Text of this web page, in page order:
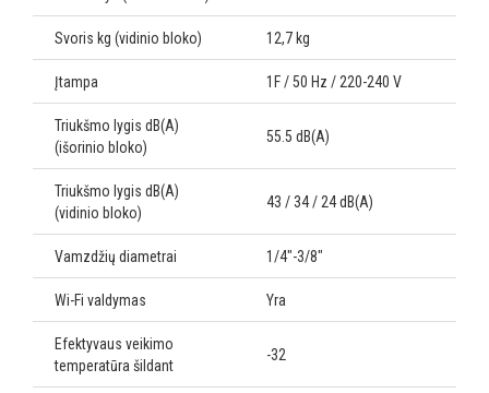
Svoris kg (vidinio bloko) 12,7 kg
Įtampa 1F / 50 Hz / 220-240 V
Triukšmo lygis dB(A)
(išorinio bloko)
55.5 dB(A)
Triukšmo lygis dB(A)
(vidinio bloko)
43 / 34 / 24 dB(A)
Vamzdžių diametrai 1/4"-3/8"
Wi-Fi valdymas Yra
Efektyvaus veikimo
temperatūra šildant
-32